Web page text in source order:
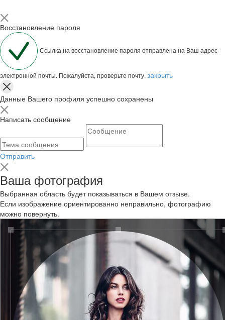
Восстановление пароля
Ссылка на восстановление пароля отправлена на Ваш адрес
электронной почты. Пожалуйста, проверьте почту. закрыть
Данные Вашего профиля успешно сохранены
Написать сообщение
Отправить
Ваша фотография
Выбранная область будет показываться в Вашем отзыве.
Если изображение ориентированно неправильно, фотографию
можно повернуть.